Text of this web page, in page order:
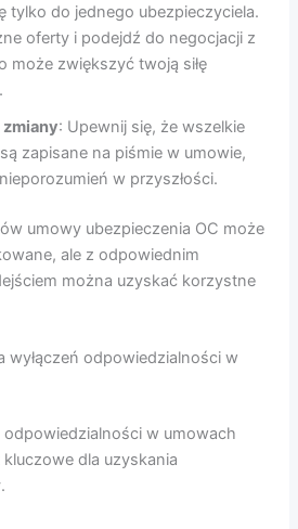
tylko do jednego ubezpieczyciela.
oferty i podejdź do negocjacji z
może zwiększyć twoją siłę
: Upewnij się, że wszelkie
zapisane na piśmie w umowie,
w przyszłości.
umowy ubezpieczenia OC może
ale z odpowiednim
można uzyskać korzystne
wyłączeń odpowiedzialności w
odpowiedzialności w umowach
dla uzyskania